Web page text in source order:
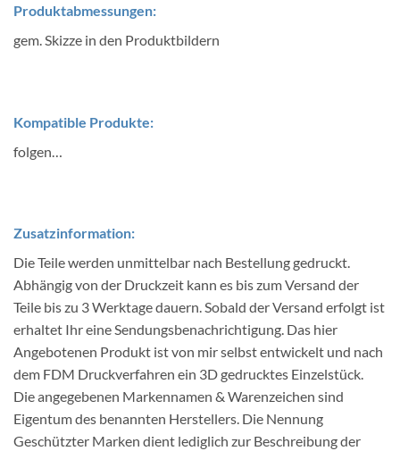
Produktabmessungen:
gem. Skizze in den Produktbildern
Kompatible Produkte:
folgen…
Zusatzinformation:
Die Teile werden unmittelbar nach Bestellung gedruckt.
Abhängig von der Druckzeit kann es bis zum Versand der
Teile bis zu 3 Werktage dauern. Sobald der Versand erfolgt ist
erhaltet Ihr eine Sendungsbenachrichtigung. Das hier
Angebotenen Produkt ist von mir selbst entwickelt und nach
dem FDM Druckverfahren ein 3D gedrucktes Einzelstück.
Die angegebenen Markennamen & Warenzeichen sind
Eigentum des benannten Herstellers. Die Nennung
Geschützter Marken dient lediglich zur Beschreibung der